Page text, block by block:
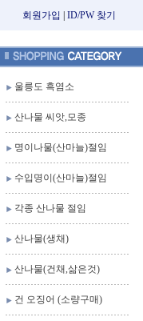
회원가입
ID/PW 찾기
울릉도 흑염소
산나물 씨앗,모종
명이나물(산마늘)절임
수입명이(산마늘)절임
각종 산나물 절임
산나물(생채)
산나물(건채,삶은것)
건 오징어 (소량구매)